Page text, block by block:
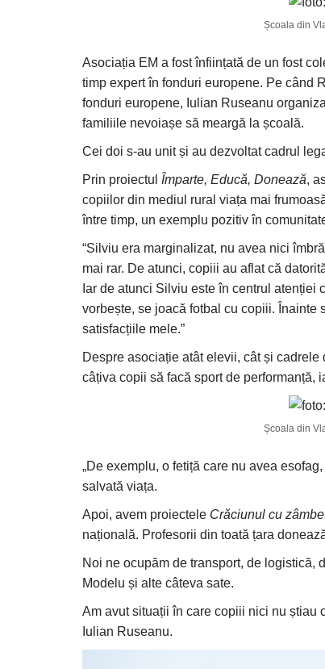
Școala din
Asociația EM a fost înființată de un fost
timp expert în fonduri europene. Pe când
fonduri europene, Iulian Ruseanu
familiile nevoiașe să meargă la școală.
Cei doi s-au unit și au dezvoltat cadrul
Prin proiectul Împarte, Educă, Donează,
copiilor din mediul rural viața mai
între timp, un exemplu pozitiv în
“Silviu era marginalizat, nu avea nici
mai rar. De atunci, copiii au aflat că
Iar de atunci Silviu este în centrul
vorbește, se joacă fotbal cu copiii. Înainte
satisfacțiile mele.”
Despre asociație atât elevii, cât și
câțiva copii să facă sport de performanță,
Școala din
„De exemplu, o fetiță care nu avea
salvată viața.
Apoi, avem proiectele Crăciunul cu
națională. Profesorii din toată țara
Noi ne ocupăm de transport, de logistică,
Modelu și alte câteva sate.
Am avut situații în care copiii nici nu știau
Iulian Ruseanu.